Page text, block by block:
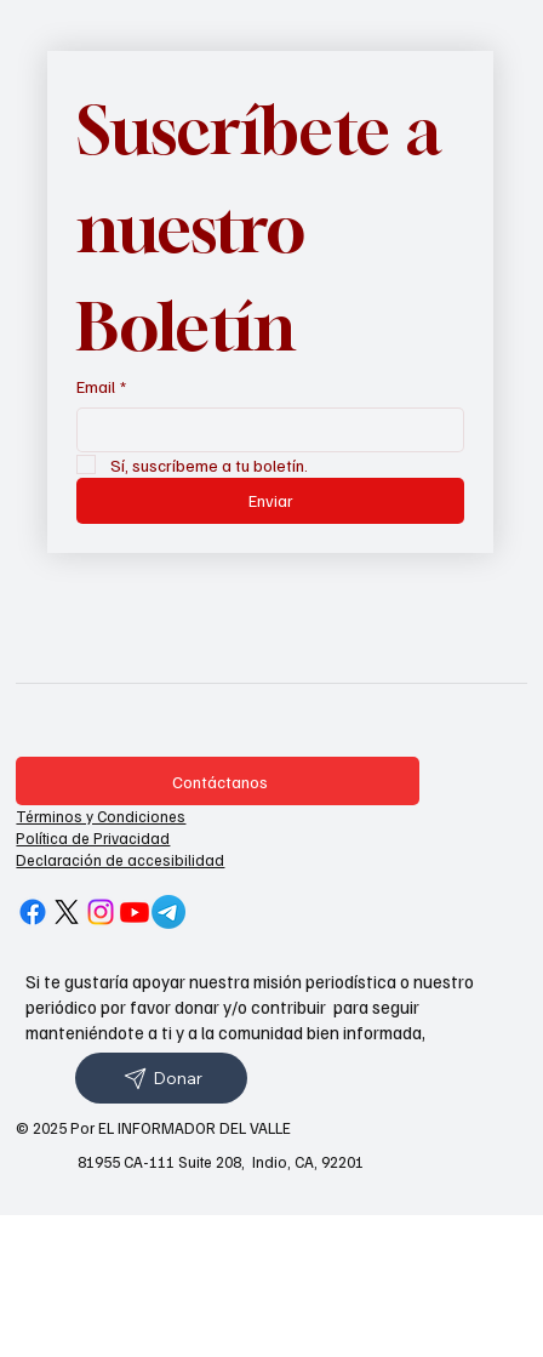
Suscríbete a
nuestro
Boletín
Email *
Sí, suscríbeme a tu boletín.
Enviar
Contáctanos
Términos y Condiciones
Política de Privacidad
Declaración de accesibilidad
Si te gustaría apoyar nuestra misión periodística o nuestro
periódico por favor donar y/o contribuir para seguir
manteniéndote a ti y a la comunidad bien informada,
Donar
81955 CA-111 Suite 208, Indio, CA, 92201
© 2025 Por EL INFORMADOR DEL VALLE